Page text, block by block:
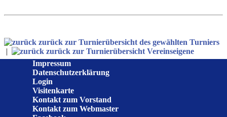
zurück zur Turnierübersicht des gewählten Turniers
|
zurück zur Turnierübersicht Vereinseigene
Impressum
Datenschutzerklärung
Login
Visitenkarte
Kontakt zum Vorstand
Kontakt zum Webmaster